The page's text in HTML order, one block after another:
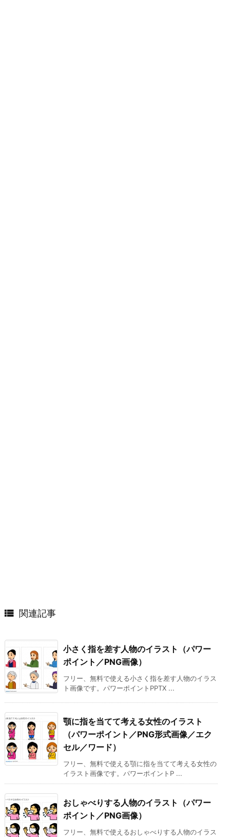
 関連記事
小さく指を差す人物のイラスト（パワー
ポイント／PNG画像）
フリー、無料で使える小さく指を差す人物のイラス
ト画像です。パワーポイントPPTX ...
顎に指を当てて考える女性のイラスト
（パワーポイント／PNG形式画像／エク
セル／ワード）
フリー、無料で使える顎に指を当てて考える女性の
イラスト画像です。パワーポイントP ...
おしゃべりする人物のイラスト（パワー
ポイント／PNG画像）
フリー、無料で使えるおしゃべりする人物のイラス